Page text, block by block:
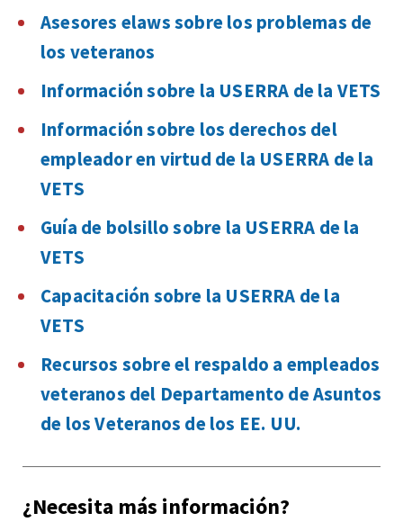
Asesores elaws sobre los problemas de
los veteranos
Información sobre la USERRA de la VETS
Información sobre los derechos del
empleador en virtud de la USERRA de la
VETS
Guía de bolsillo sobre la USERRA de la
VETS
Capacitación sobre la USERRA de la
VETS
Recursos sobre el respaldo a empleados
veteranos del Departamento de Asuntos
de los Veteranos de los EE. UU.
¿Necesita más información?